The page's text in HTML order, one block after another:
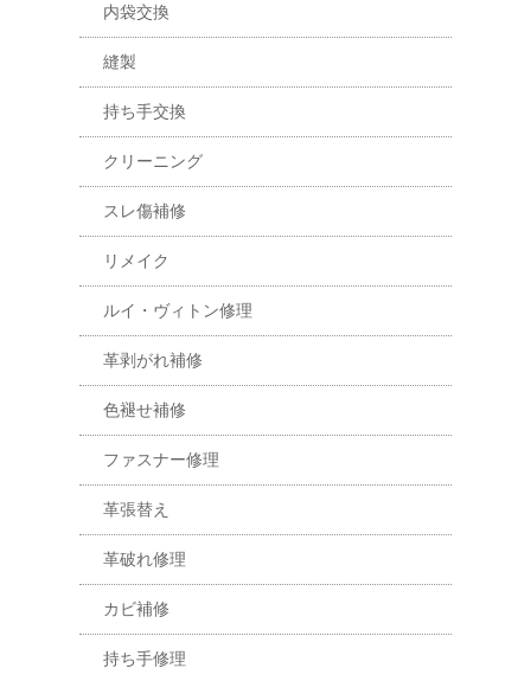
内袋交換
縫製
持ち手交換
クリーニング
スレ傷補修
リメイク
ルイ・ヴィトン修理
革剥がれ補修
色褪せ補修
ファスナー修理
革張替え
革破れ修理
カビ補修
持ち手修理